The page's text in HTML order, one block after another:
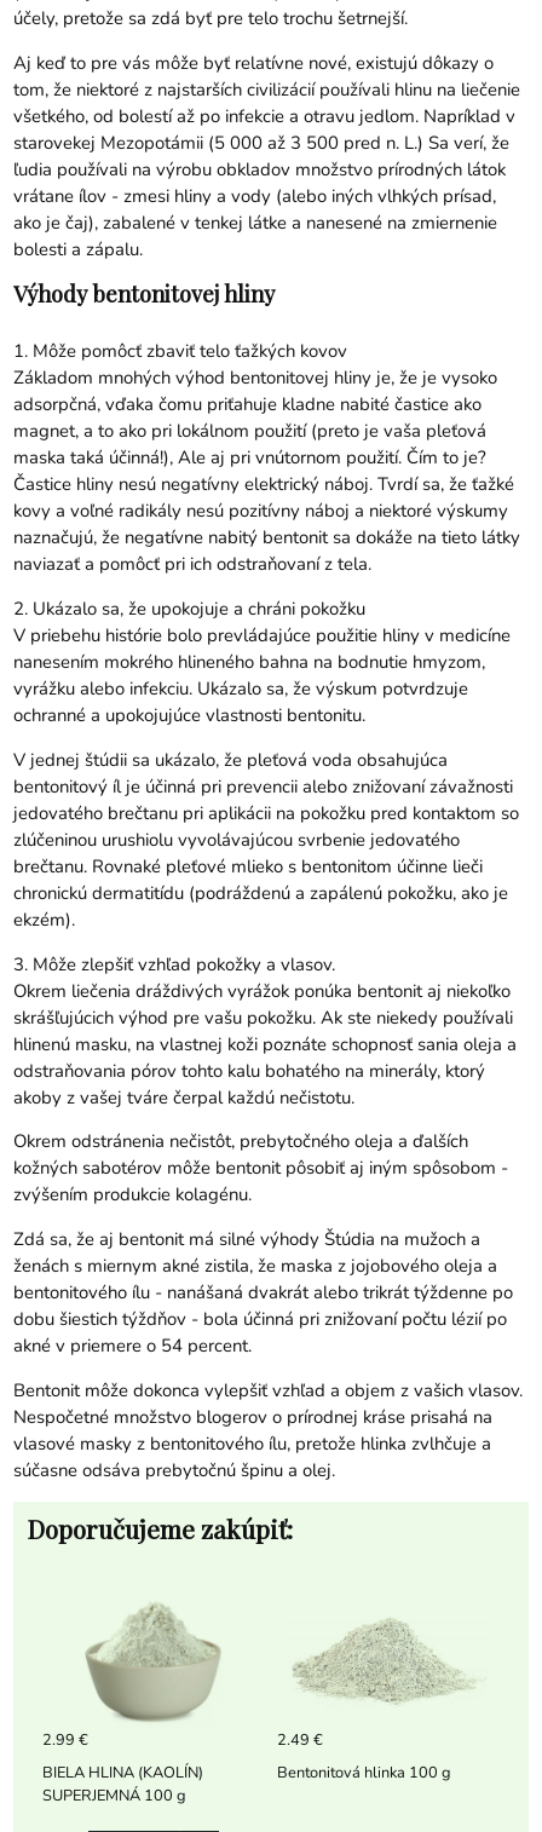
účely, pretože sa zdá byť pre telo trochu šetrnejší.
Aj keď to pre vás môže byť relatívne nové, existujú dôkazy o
tom, že niektoré z najstarších civilizácií používali hlinu na liečenie
všetkého, od bolestí až po infekcie a otravu jedlom. Napríklad v
starovekej Mezopotámii (5 000 až 3 500 pred n. L.) Sa verí, že
ľudia používali na výrobu obkladov množstvo prírodných látok
vrátane ílov - zmesi hliny a vody (alebo iných vlhkých prísad,
ako je čaj), zabalené v tenkej látke a nanesené na zmiernenie
bolesti a zápalu.
Výhody bentonitovej hliny
1. Môže pomôcť zbaviť telo ťažkých kovov
Základom mnohých výhod bentonitovej hliny je, že je vysoko
adsorpčná, vďaka čomu priťahuje kladne nabité častice ako
magnet, a to ako pri lokálnom použití (preto je vaša pleťová
maska ​​taká účinná!), Ale aj pri vnútornom použití. Čím to je?
Častice hliny nesú negatívny elektrický náboj. Tvrdí sa, že ťažké
kovy a voľné radikály nesú pozitívny náboj a niektoré výskumy
naznačujú, že negatívne nabitý bentonit sa dokáže na tieto látky
naviazať a pomôcť pri ich odstraňovaní z tela.
2. Ukázalo sa, že upokojuje a chráni pokožku
V priebehu histórie bolo prevládajúce použitie hliny v medicíne
nanesením mokrého hlineného bahna na bodnutie hmyzom,
vyrážku alebo infekciu. Ukázalo sa, že výskum potvrdzuje
ochranné a upokojujúce vlastnosti bentonitu.
V jednej štúdii sa ukázalo, že pleťová voda obsahujúca
bentonitový íl je účinná pri prevencii alebo znižovaní závažnosti
jedovatého brečtanu pri aplikácii na pokožku pred kontaktom so
zlúčeninou urushiolu vyvolávajúcou svrbenie jedovatého
brečtanu. Rovnaké pleťové mlieko s bentonitom účinne lieči
chronickú dermatitídu (podráždenú a zapálenú pokožku, ako je
ekzém).
3. Môže zlepšiť vzhľad pokožky a vlasov.
Okrem liečenia dráždivých vyrážok ponúka bentonit aj niekoľko
skrášľujúcich výhod pre vašu pokožku. Ak ste niekedy používali
hlinenú masku, na vlastnej koži poznáte schopnosť sania oleja a
odstraňovania pórov tohto kalu bohatého na minerály, ktorý
akoby z vašej tváre čerpal každú nečistotu.
Okrem odstránenia nečistôt, prebytočného oleja a ďalších
kožných sabotérov môže bentonit pôsobiť aj iným spôsobom -
zvýšením produkcie kolagénu.
Zdá sa, že aj bentonit má silné výhody Štúdia na mužoch a
ženách s miernym akné zistila, že maska ​​z jojobového oleja a
bentonitového ílu - nanášaná dvakrát alebo trikrát týždenne po
dobu šiestich týždňov - bola účinná pri znižovaní počtu lézií po
akné v priemere o 54 percent.
Bentonit môže dokonca vylepšiť vzhľad a objem z vašich vlasov.
Nespočetné množstvo blogerov o prírodnej kráse prisahá na
vlasové masky z bentonitového ílu, pretože hlinka zvlhčuje a
súčasne odsáva prebytočnú špinu a olej.
Doporučujeme zakúpiť:
2.99 €
BIELA HLINA (KAOLÍN)
SUPERJEMNÁ 100 g
2.49 €
Bentonitová hlinka 100 g